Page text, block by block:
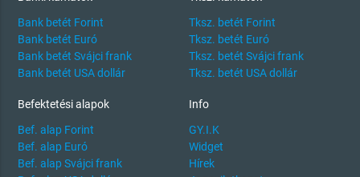
Bank betét Forint
Bank betét Euró
Bank betét Svájci frank
Bank betét USA dollár
Tksz. betét Forint
Tksz. betét Euró
Tksz. betét Svájci frank
Tksz. betét USA dollár
Befektetési alapok
Bef. alap Forint
Bef. alap Euró
Bef. alap Svájci frank
Info
GY.I.K
Widget
Hírek